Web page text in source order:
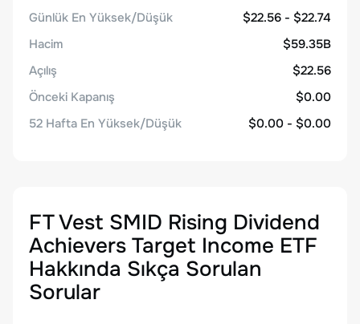
Günlük En Yüksek/Düşük
$22.56 - $22.74
Hacim
$59.35B
Açılış
$22.56
Önceki Kapanış
$0.00
52 Hafta En Yüksek/Düşük
$0.00 - $0.00
FT Vest SMID Rising Dividend
Achievers Target Income ETF
Hakkında Sıkça Sorulan
Sorular